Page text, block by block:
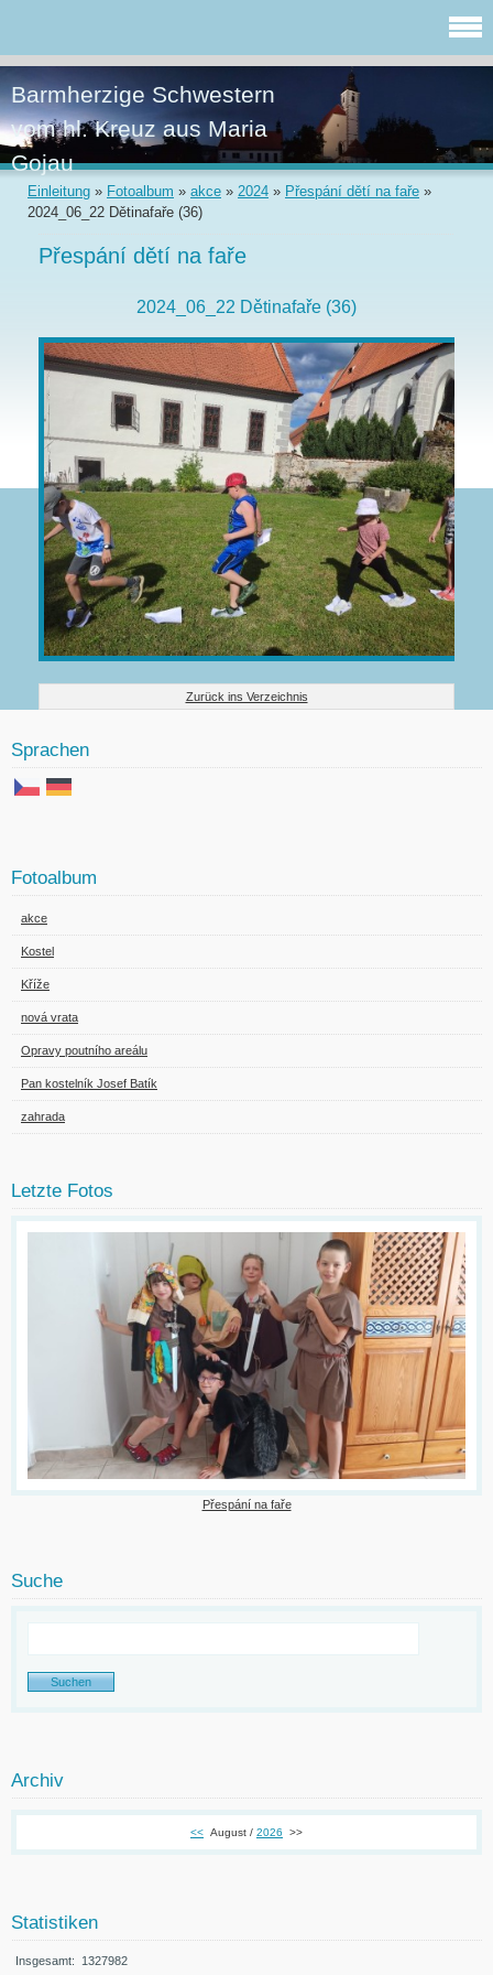
Barmherzige Schwestern
vom hl. Kreuz aus Maria
Gojau
Einleitung » Fotoalbum » akce » 2024 » Přespání dětí na faře »
2024_06_22 Dětinafaře (36)
Přespání dětí na faře
2024_06_22 Dětinafaře (36)
Zurück ins Verzeichnis
Sprachen
Fotoalbum
akce
Kostel
Kříže
nová vrata
Opravy poutního areálu
Pan kostelník Josef Batík
zahrada
Letzte Fotos
Přespání na faře
Suche
Archiv
<< August / 2026 >>
Statistiken
Insgesamt: 1327982